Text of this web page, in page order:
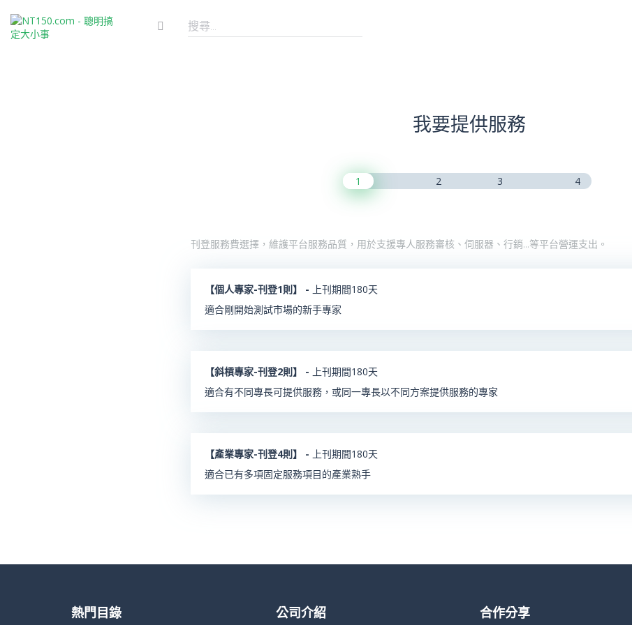
我要提供服務
1 2 3 4
刊登服務費選擇，維護平台服務品質，用於支援專人服務審核、伺服器、行銷…等平台營運支出。
【個人專家-刊登1則】 - 上刊期間180天
適合剛開始測試市場的新手專家
【斜槓專家-刊登2則】 - 上刊期間180天
適合有不同專長可提供服務，或同一專長以不同方案提供服務的專家
【產業專家-刊登4則】 - 上刊期間180天
適合已有多項固定服務項目的產業熟手
熱門目錄 公司介紹 合作分享